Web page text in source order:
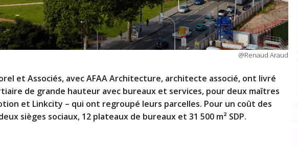
@Renaud Araud
et Associés, avec AFAA Architecture, architecte associé, ont livré
de grande hauteur avec bureaux et services, pour deux maîtres
et Linkcity – qui ont regroupé leurs parcelles. Pour un coût des
sièges sociaux, 12 plateaux de bureaux et 31 500 m² SDP.